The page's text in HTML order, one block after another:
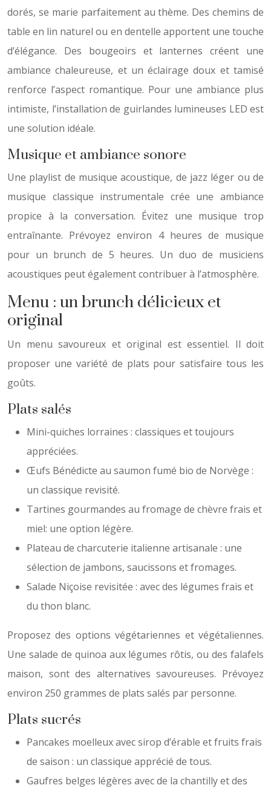
dorés, se marie parfaitement au thème. Des chemins de
table en lin naturel ou en dentelle apportent une touche
d’élégance. Des bougeoirs et lanternes créent une
ambiance chaleureuse, et un éclairage doux et tamisé
renforce l’aspect romantique. Pour une ambiance plus
intimiste, l’installation de guirlandes lumineuses LED est
une solution idéale.
Musique et ambiance sonore
Une playlist de musique acoustique, de jazz léger ou de
musique classique instrumentale crée une ambiance
propice à la conversation. Évitez une musique trop
entraînante. Prévoyez environ 4 heures de musique
pour un brunch de 5 heures. Un duo de musiciens
acoustiques peut également contribuer à l’atmosphère.
Menu : un brunch délicieux et
original
Un menu savoureux et original est essentiel. Il doit
proposer une variété de plats pour satisfaire tous les
goûts.
Plats salés
Mini-quiches lorraines : classiques et toujours
appréciées.
Œufs Bénédicte au saumon fumé bio de Norvège :
un classique revisité.
Tartines gourmandes au fromage de chèvre frais et
miel: une option légère.
Plateau de charcuterie italienne artisanale : une
sélection de jambons, saucissons et fromages.
Salade Niçoise revisitée : avec des légumes frais et
du thon blanc.
Proposez des options végétariennes et végétaliennes.
Une salade de quinoa aux légumes rôtis, ou des falafels
maison, sont des alternatives savoureuses. Prévoyez
environ 250 grammes de plats salés par personne.
Plats sucrés
Pancakes moelleux avec sirop d’érable et fruits frais
de saison : un classique apprécié de tous.
Gaufres belges légères avec de la chantilly et des